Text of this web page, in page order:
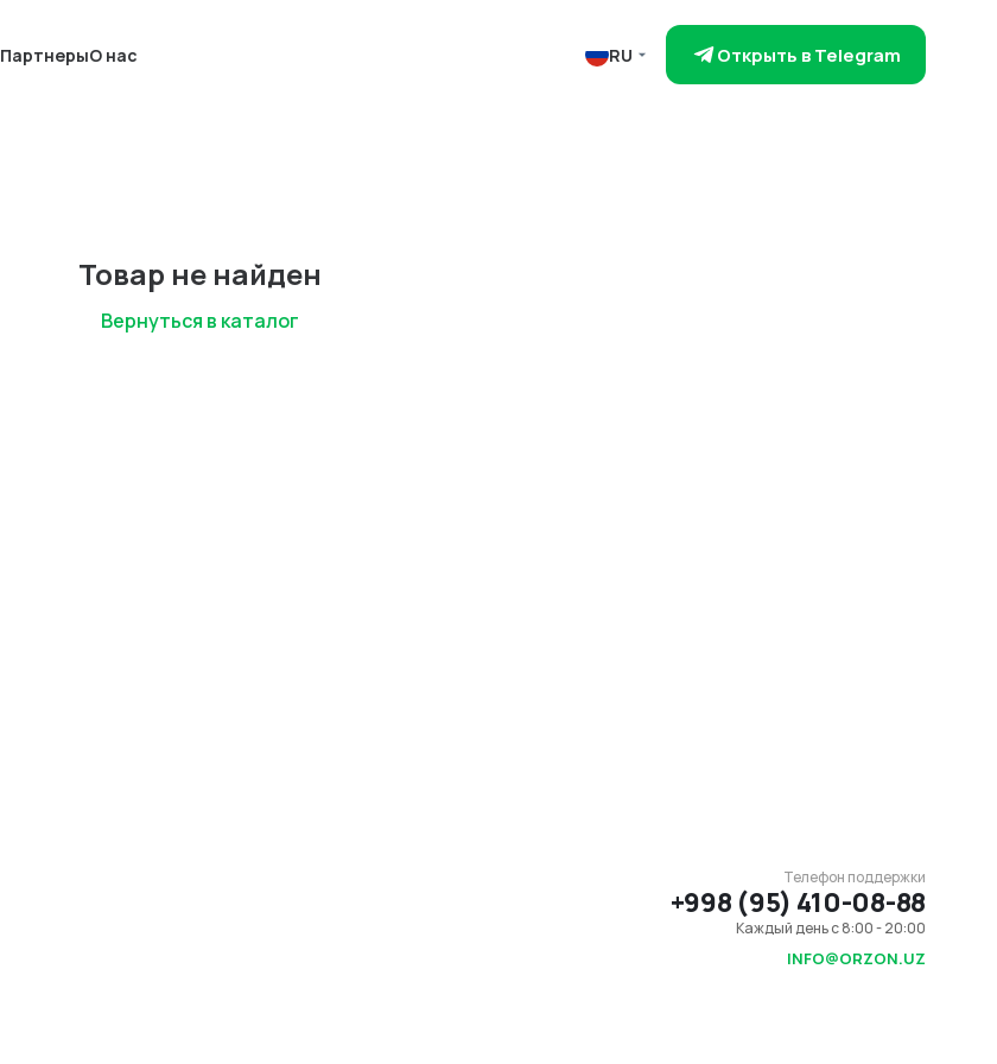
ПартнерыО нас RU Открыть в Telegram
Товар не найден
Вернуться в каталог
Телефон поддержки
+998 (95) 410-08-88
Каждый день с 8:00 - 20:00
INFO@ORZON.UZ